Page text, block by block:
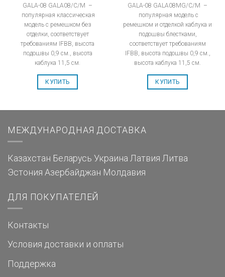
GALA-08 GALA08/C/M –
популярная классическая
модель с ремешком без
отделки, соответствует
требованиям IFBB, высота
подошвы 0,9 см., высота
каблука 11,5 см.
КУПИТЬ
GALA-08 GALA08MG/C/M –
популярная модель с
ремешком и отделкой каблука и
подошвы блестками,
соответствует требованиям
IFBB, высота подошвы 0,9 см.,
высота каблука 11,5 см.
КУПИТЬ
МЕЖДУНАРОДНАЯ ДОСТАВКА
Казахстан Беларусь Украина Латвия Литва
Эстония Азербайджан Молдавия
ДЛЯ ПОКУПАТЕЛЕЙ
Контакты
Условия доставки и оплаты
Поддержка